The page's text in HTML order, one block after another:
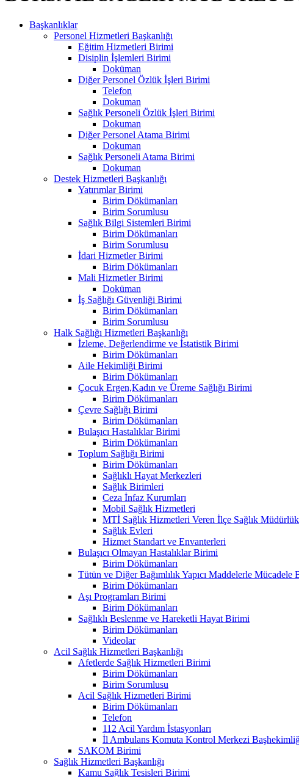
Başkanlıklar
Personel Hizmetleri Başkanlığı
Eğitim Hizmetleri Birimi
Disiplin İşlemleri Birimi
Doküman
Diğer Personel Özlük İşleri Birimi
Telefon
Dokuman
Sağlık Personeli Özlük İşleri Birimi
Dokuman
Diğer Personel Atama Birimi
Dokuman
Sağlık Personeli Atama Birimi
Dokuman
Destek Hizmetleri Başkanlığı
Yatırımlar Birimi
Birim Dökümanları
Birim Sorumlusu
Sağlık Bilgi Sistemleri Birimi
Birim Dökümanları
Birim Sorumlusu
İdari Hizmetler Birimi
Birim Dökümanları
Mali Hizmetler Birimi
Doküman
İş Sağlığı Güvenliği Birimi
Birim Dökümanları
Birim Sorumlusu
Halk Sağlığı Hizmetleri Başkanlığı
İzleme, Değerlendirme ve İstatistik Birimi
Birim Dökümanları
Aile Hekimliği Birimi
Birim Dökümanları
Çocuk Ergen,Kadın ve Üreme Sağlığı Birimi
Birim Dökümanları
Çevre Sağlığı Birimi
Birim Dökümanları
Bulaşıcı Hastalıklar Birimi
Birim Dökümanları
Toplum Sağlığı Birimi
Birim Dökümanları
Sağlıklı Hayat Merkezleri
Sağlık Birimleri
Ceza İnfaz Kurumları
Mobil Sağlık Hizmetleri
MTİ Sağlık Hizmetleri Veren İlçe Sağlık
Sağlık Evleri
Hizmet Standart ve Envanterleri
Bulaşıcı Olmayan Hastalıklar Birimi
Birim Dökümanları
Tütün ve Diğer Bağımlılık Yapıcı Maddelerle Mücadele
Birim Dökümanları
Aşı Programları Birimi
Birim Dökümanları
Sağlıklı Beslenme ve Hareketli Hayat Birimi
Birim Dökümanları
Videolar
Acil Sağlık Hizmetleri Başkanlığı
Afetlerde Sağlık Hizmetleri Birimi
Birim Dökümanları
Birim Sorumlusu
Acil Sağlık Hizmetleri Birimi
Birim Dökümanları
Telefon
112 Acil Yardım İstasyonları
İl Ambulans Komuta Kontrol Merkezi
SAKOM Birimi
Sağlık Hizmetleri Başkanlığı
Kamu Sağlık Tesisleri Birimi